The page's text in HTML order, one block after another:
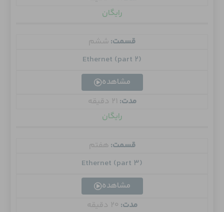
رایگان
قسمت: ششم
Ethernet (part 2)
مشاهده
مدت: 21 دقیقه
رایگان
قسمت: هفتم
Ethernet (part 3)
مشاهده
مدت: 20 دقیقه